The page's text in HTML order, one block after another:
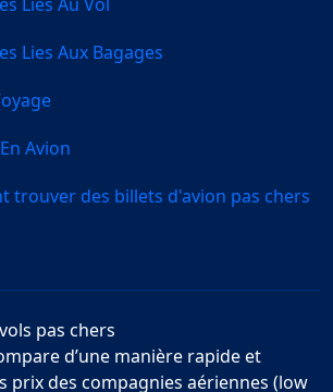
Lies Aux Bagages
Avion
trouver des billets d'avion pas chers
pas chers
d’une manière rapide et
prix des compagnies aériennes (low